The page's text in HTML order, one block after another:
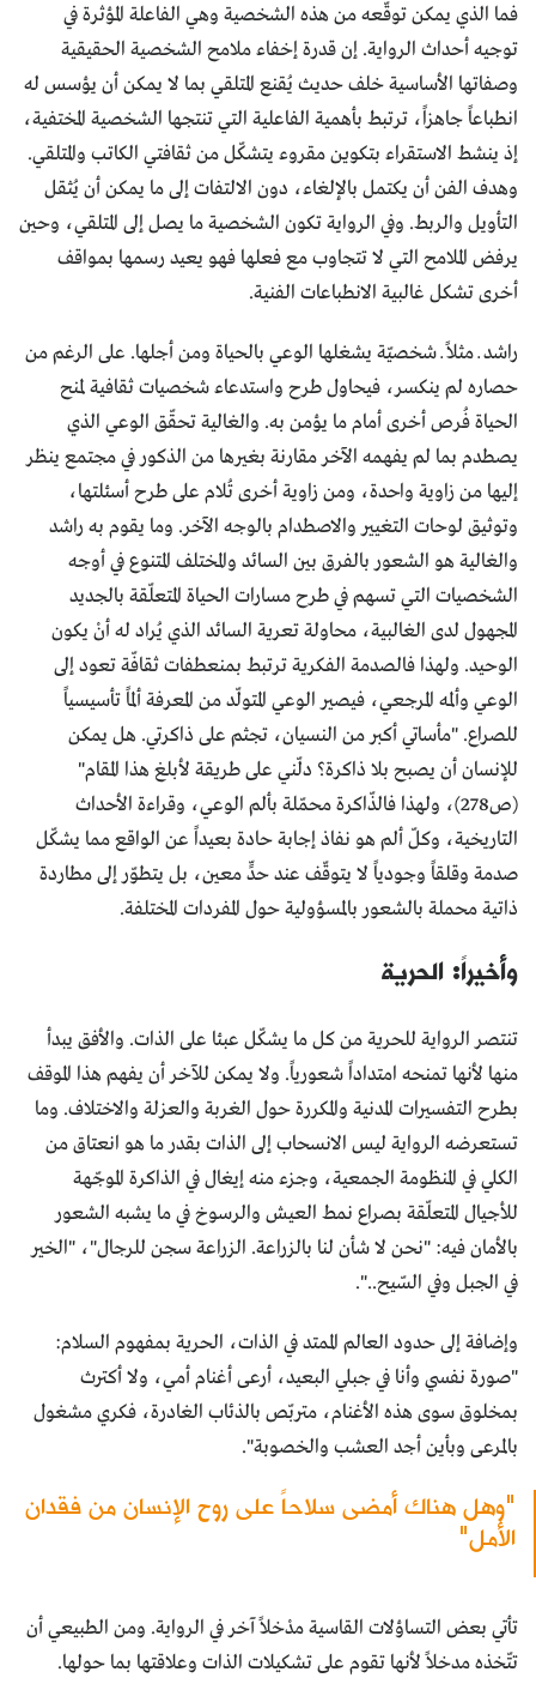
فما الذي يمكن توقّعه من هذه الشخصية وهي الفاعلة المؤثرة في
توجيه أحداث الرواية. إن قدرة إخفاء ملامح الشخصية الحقيقية
وصفاتها الأساسية خلف حديث يُقنع المتلقي بما لا يمكن أن يؤسس له
انطباعاً جاهزاً، ترتبط بأهمية الفاعلية التي تنتجها الشخصية المختفية،
إذ ينشط الاستقراء بتكوين مقروء يتشكّل من ثقافتي الكاتب والمتلقي.
وهدف الفن أن يكتمل بالإلغاء، دون الالتفات إلى ما يمكن أن يُثقل
التأويل والربط. وفي الرواية تكون الشخصية ما يصل إلى المتلقي، وحين
يرفض الملامح التي لا تتجاوب مع فعلها فهو يعيد رسمها بمواقف
أخرى تشكل غالبية الانطباعات الفنية.
راشد ــ مثلاً ــ شخصيّة يشغلها الوعي بالحياة ومن أجلها. على الرغم من
حصاره لم ينكسر، فيحاول طرح واستدعاء شخصيات ثقافية لمنح
الحياة فُرص أخرى أمام ما يؤمن به. والغالية تحقّق الوعي الذي
يصطدم بما لم يفهمه الآخر مقارنة بغيرها من الذكور في مجتمع ينظر
إليها من زاوية واحدة، ومن زاوية أخرى تُلام على طرح أسئلتها،
وتوثيق لوحات التغيير والاصطدام بالوجه الآخر. وما يقوم به راشد
والغالية هو الشعور بالفرق بين السائد والمختلف المتنوع في أوجه
الشخصيات التي تسهم في طرح مسارات الحياة المتعلّقة بالجديد
المجهول لدى الغالبية، محاولة تعرية السائد الذي يُراد له أنْ يكون
الوحيد. ولهذا فالصدمة الفكرية ترتبط بمنعطفات ثقافّة تعود إلى
الوعي وألمه المرجعي، فيصير الوعي المتولّد من المعرفة ألماً تأسيسياً
للصراع. "مأساتي أكبر من النسيان، تجثم على ذاكرتي. هل يمكن
للإنسان أن يصبح بلا ذاكرة؟ دلّني على طريقة لأبلغ هذا المقام"
(ص278)، ولهذا فالذّاكرة محمّلة بألم الوعي، وقراءة الأحداث
التاريخية، وكلّ ألم هو نفاذ إجابة حادة بعيداً عن الواقع مما يشكّل
صدمة وقلقاً وجودياً لا يتوقّف عند حدٍّ معين، بل يتطوّر إلى مطاردة
ذاتية محملة بالشعور بالمسؤولية حول المفردات المختلفة.
وأخيراً: الحرية
تنتصر الرواية للحرية من كل ما يشكّل عبئا على الذات. والأفق يبدأ
منها لأنها تمنحه امتداداً شعورياً. ولا يمكن للآخر أن يفهم هذا الموقف
بطرح التفسيرات المدنية والمكررة حول الغربة والعزلة والاختلاف. وما
تستعرضه الرواية ليس الانسحاب إلى الذات بقدر ما هو انعتاق من
الكلي في المنظومة الجمعية، وجزء منه إيغال في الذاكرة الموجّهة
للأجيال المتعلّقة بصراع نمط العيش والرسوخ في ما يشبه الشعور
بالأمان فيه: "نحن لا شأن لنا بالزراعة. الزراعة سجن للرجال"، "الخير
في الجبل وفي السّيح..".
وإضافة إلى حدود العالم الممتد في الذات، الحرية بمفهوم السلام:
"صورة نفسي وأنا في جبلي البعيد، أرعى أغنام أمي، ولا أكترث
بمخلوق سوى هذه الأغنام، متربّص بالذئاب الغادرة، فكري مشغول
بالمرعى وبأين أجد العشب والخصوبة".
"وهل هناك أمضى سلاحاً على روح الإنسان من فقدان
الأمل"
تأتي بعض التساؤلات القاسية مدْخلاً آخر في الرواية. ومن الطبيعي أن
تتّخذه مدخلاً لأنها تقوم على تشكيلات الذات وعلاقتها بما حولها.